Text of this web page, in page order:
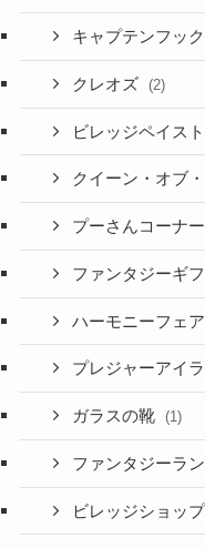
キャプテンフッ
クレオズ (2)
ビレッジペイス
クイーン・オブ
プーさんコーナー
ファンタジーギ
ハーモニーフェア
プレジャーアイ
ガラスの靴 (1)
ファンタジーラ
ビレッジショッ